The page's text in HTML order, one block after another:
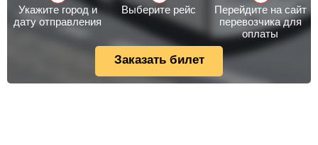
Укажите город и
дату отправления
Выберите рейс
Перейдите на сайт
перевозчика для
оплаты
Заказать билет